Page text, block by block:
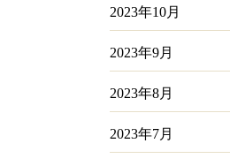
2023年10月
2023年9月
2023年8月
2023年7月